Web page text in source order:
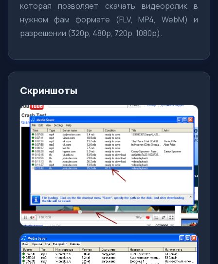
которая позволяет скачать видеоролик в
нужном фам формате (FLV, MP4, WebM) и
разрешении (320p, 480p, 720p, 1080p).
Скриншоты